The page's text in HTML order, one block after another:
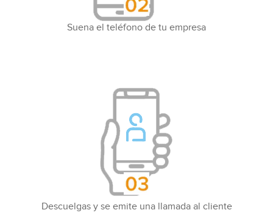
Suena el teléfono de tu empresa
Descuelgas y se emite una llamada al cliente